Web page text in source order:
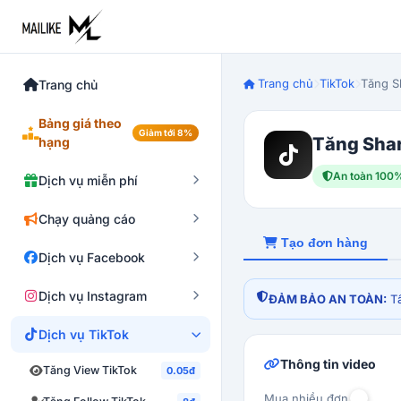
Trang chủ
Bảng giá theo
hạng
Giảm tới 8%
Dịch vụ miễn phí
Chạy quảng cáo
Dịch vụ Facebook
Dịch vụ Instagram
Dịch vụ TikTok
Tăng View TikTok 0.05đ
Trang chủ TikTok Tăng
Tăng
An toàn
Tạo đơn hàng
ĐẢM BẢO AN TOÀN:
Thông tin video
Mua nhiều đơn